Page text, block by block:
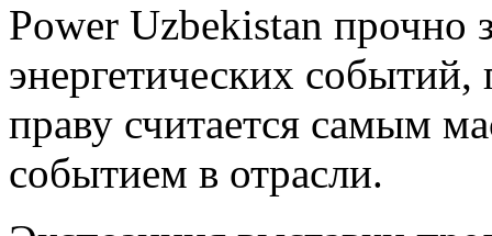
Power Uzbekistan прочно
энергетических
праву считается самым
событием в отрасли.